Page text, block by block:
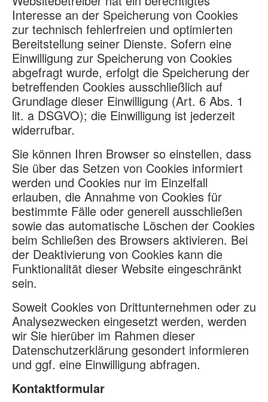
Interesse an der Speicherung von Cookies
zur technisch fehlerfreien und optimierten
Bereitstellung seiner Dienste. Sofern eine
Einwilligung zur Speicherung von Cookies
abgefragt wurde, erfolgt die Speicherung der
betreffenden Cookies ausschließlich auf
Grundlage dieser Einwilligung (Art. 6 Abs. 1
lit. a DSGVO); die Einwilligung ist jederzeit
widerrufbar.
Sie können Ihren Browser so einstellen, dass
Sie über das Setzen von Cookies informiert
werden und Cookies nur im Einzelfall
erlauben, die Annahme von Cookies für
bestimmte Fälle oder generell ausschließen
sowie das automatische Löschen der Cookies
beim Schließen des Browsers aktivieren. Bei
der Deaktivierung von Cookies kann die
Funktionalität dieser Website eingeschränkt
sein.
Soweit Cookies von Drittunternehmen oder zu
Analysezwecken eingesetzt werden, werden
wir Sie hierüber im Rahmen dieser
Datenschutzerklärung gesondert informieren
und ggf. eine Einwilligung abfragen.
Kontaktformular